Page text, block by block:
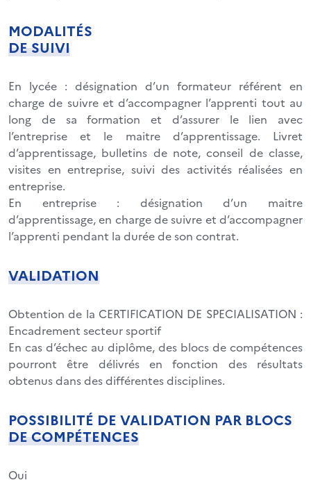
MODALITÉS
DE SUIVI
En lycée : désignation d’un formateur référent en
charge de suivre et d’accompagner l’apprenti tout au
long de sa formation et d’assurer le lien avec
l’entreprise et le maitre d’apprentissage. Livret
d’apprentissage, bulletins de note, conseil de classe,
visites en entreprise, suivi des activités réalisées en
entreprise.
En entreprise : désignation d’un maitre
d’apprentissage, en charge de suivre et d’accompagner
l’apprenti pendant la durée de son contrat.
VALIDATION
Obtention de la CERTIFICATION DE SPECIALISATION :
Encadrement secteur sportif
En cas d’échec au diplôme, des blocs de compétences
pourront être délivrés en fonction des résultats
obtenus dans des différentes disciplines.
POSSIBILITÉ DE VALIDATION PAR BLOCS
DE COMPÉTENCES
Oui